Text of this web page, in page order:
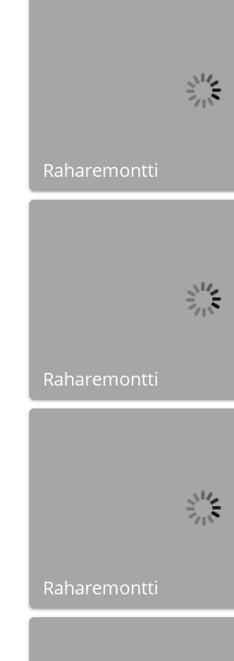
Raharemontti
Raharemontti
Raharemontti